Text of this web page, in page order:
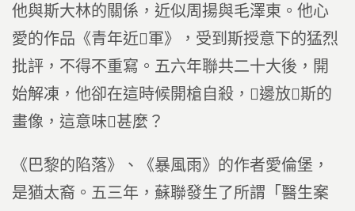
他與斯大林的關係，近似周揚與毛澤東。他心
愛的作品《青年近軍》，受到斯授意下的猛烈
批評，不得不重寫。五六年聯共二十大後，開
始解凍，他卻在這時候開槍自殺，邊放斯的
畫像，這意味甚麼？
《巴黎的陷落》、《暴風雨》的作者愛倫堡，
是猶太裔。五三年，蘇聯發生了所謂「醫生案